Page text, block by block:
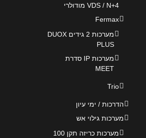
VDS / N+4 מודולרי
Fermax
מערכות 2 גידים DUOX
PLUS
מערכות IP סדרת
MEET
Trio
הדרכות / ימי עיון
מערכות גילוי אש
מערכות כריזה תקן 100